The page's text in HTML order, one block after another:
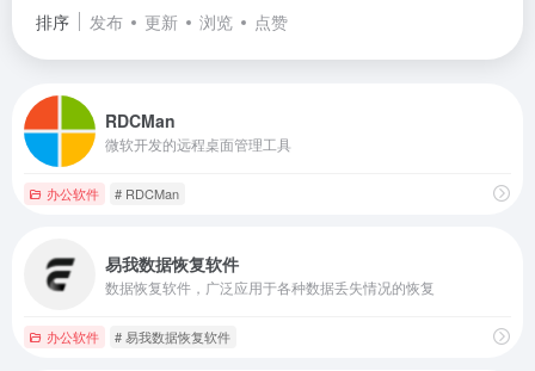
排序
发布 更新 浏览 点赞
RDCMan
微软开发的远程桌面管理工具
办公软件 # RDCMan
易我数据恢复软件
数据恢复软件，广泛应用于各种数据丢失情况的恢复
办公软件 # 易我数据恢复软件